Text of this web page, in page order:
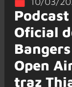
Podcast
Oficial
Bangers
Open
traz